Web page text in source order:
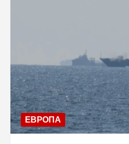
ЕВРОПА